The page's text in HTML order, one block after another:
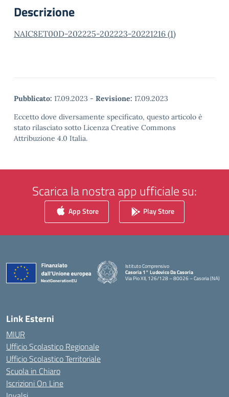
Descrizione
NAIC8ET00D-202225-202223-20221216 (1)
Pubblicato: 17.09.2023 - Revisione: 17.09.2023
Eccetto dove diversamente specificato, questo articolo è
stato rilasciato sotto Licenza Creative Commons
Attribuzione 4.0 Italia.
Scarica la nostra app ufficiale su:
App Store Play Store
Istituto Comprensivo
Casoria 1° Ludovico Da Casoria
Via Pio XII, 126/128 – 80026 – Casoria (NA)
Link Esterni
MIUR
Ufficio Scolastico Regionale
Ufficio Scolastico Territoriale
Scuola in Chiaro
Iscrizioni On Line